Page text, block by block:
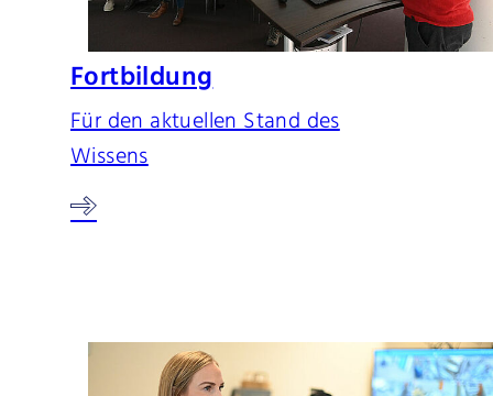
Fortbildung
Für den aktuellen Stand des
Wissens